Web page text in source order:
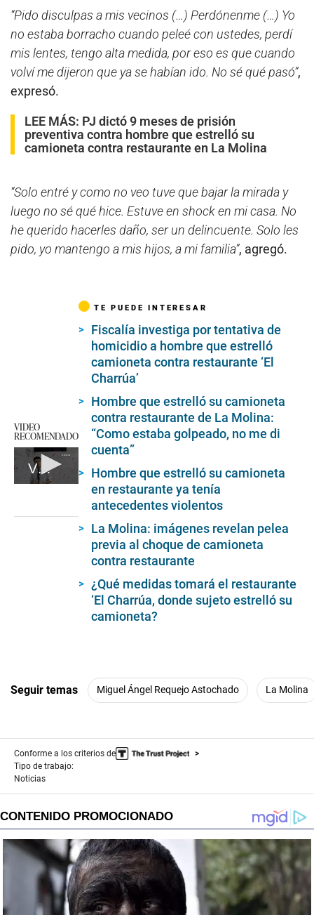
“Pido disculpas a mis vecinos (…) Perdónenme (…) Yo
no estaba borracho cuando peleé con ustedes, perdí
mis lentes, tengo alta medida, por eso es que cuando
volví me dijeron que ya se habían ido. No sé qué pasó”,
expresó.
LEE MÁS: PJ dictó 9 meses de prisión
preventiva contra hombre que estrelló su
camioneta contra restaurante en La Molina
“Solo entré y como no veo tuve que bajar la mirada y
luego no sé qué hice. Estuve en shock en mi casa. No
he querido hacerles daño, ser un delincuente. Solo les
pido, yo mantengo a mis hijos, a mi familia”, agregó.
VIDEO
RECOMENDADO
Video El Comercio
TE PUEDE INTERESAR
Fiscalía investiga por tentativa de
homicidio a hombre que estrelló
camioneta contra restaurante ‘El
Charrúa’
Hombre que estrelló su camioneta
contra restaurante de La Molina:
“Como estaba golpeado, no me di
cuenta”
Hombre que estrelló su camioneta
en restaurante ya tenía
antecedentes violentos
La Molina: imágenes revelan pelea
previa al choque de camioneta
contra restaurante
¿Qué medidas tomará el restaurante
‘El Charrúa, donde sujeto estrelló su
camioneta?
Seguir temas Miguel Ángel Requejo Astochado La Molina
Conforme a los criterios de
Tipo de trabajo:
Noticias